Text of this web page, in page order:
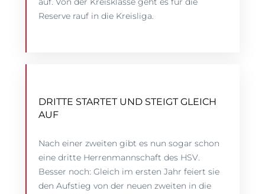
Reserve rauf in die Kreisliga.
DRITTE STARTET UND STEIGT GLEICH
AUF
Nach einer zweiten gibt es nun sogar schon
eine dritte Herrenmannschaft des HSV.
Besser noch: Gleich im ersten Jahr feiert sie
den Aufstieg von der neuen zweiten in die